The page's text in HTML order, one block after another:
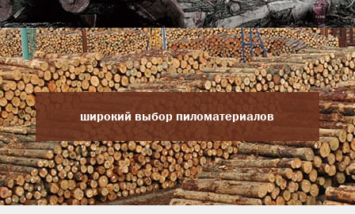
широкий выбор пиломатериалов